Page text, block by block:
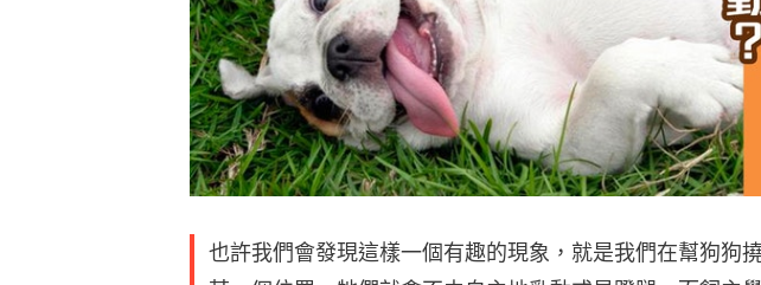
也許我們會發現這樣一個有趣的現象，就是我們在幫狗狗